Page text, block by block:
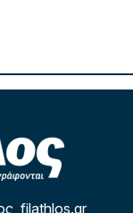
filathlos.gr